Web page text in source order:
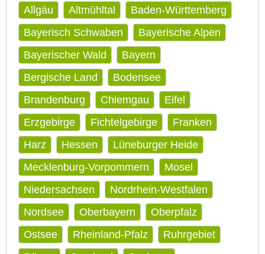
Allgäu Altmühltal
Baden-Württemberg
Bayerisch Schwaben
Bayerische Alpen
Bayerischer Wald
Bayern
Bergische Land
Bodensee
Brandenburg
Chiemgau
Eifel
Erzgebirge
Fichtelgebirge
Franken
Harz
Hessen
Lüneburger Heide
Mecklenburg-Vorpommern
Mosel
Niedersachsen
Nordrhein-Westfalen
Nordsee
Oberbayern
Oberpfalz
Ostsee
Rheinland-Pfalz
Ruhrgebiet